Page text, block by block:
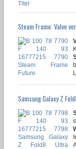
Steam Frame: Valve
Samsung Galaxy Z